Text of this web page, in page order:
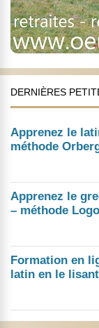
DERNIÈRES
Apprenez le
méthode
Apprenez le
– méthode
Formation en
latin en le